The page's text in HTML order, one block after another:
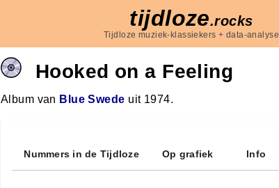
tijdloze.rocks
Tijdloze muziek-klassiekers + data-analyse
Hooked on a Feeling
Album van Blue Swede uit 1974.
Nummers in de Tijdloze Op grafiek Info